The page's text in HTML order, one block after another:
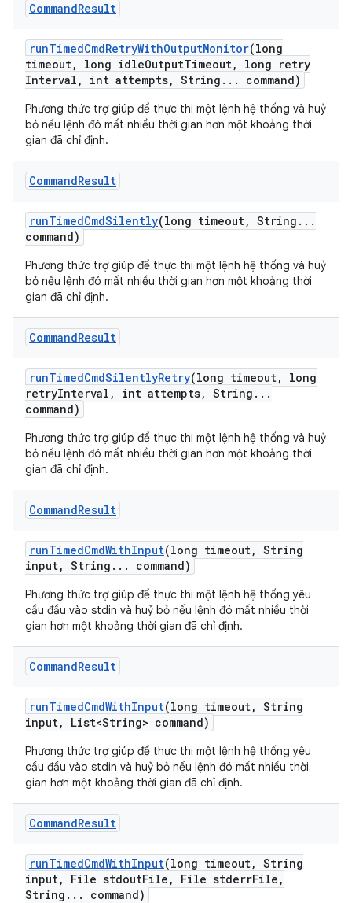
CommandResult
runTimedCmdRetryWithOutputMonitor(long
timeout, long idleOutputTimeout,
long retry
Interval , int attempts, String . . . command)
Phương thức trợ giúp để thực thi một lệnh hệ thống và huỷ
bỏ nếu lệnh đó mất nhiều thời gian hơn một khoảng thời
gian đã chỉ định.
CommandResult
runTimedCmdSilently(long timeout, String . . .
command)
Phương thức trợ giúp để thực thi một lệnh hệ thống và huỷ
bỏ nếu lệnh đó mất nhiều thời gian hơn một khoảng thời
gian đã chỉ định.
CommandResult
runTimedCmdSilentlyRetry(long timeout,
long
retryInterval , int attempts, String . . .
command)
Phương thức trợ giúp để thực thi một lệnh hệ thống và huỷ
bỏ nếu lệnh đó mất nhiều thời gian hơn một khoảng thời
gian đã chỉ định.
CommandResult
runTimedCmdWithInput(long timeout, String
input, String . . . command)
Phương thức trợ giúp để thực thi một lệnh hệ thống yêu
cầu đầu vào stdin và huỷ bỏ nếu lệnh đó mất nhiều thời
gian hơn một khoảng thời gian đã chỉ định.
CommandResult
runTimedCmdWithInput(long timeout, String
input, List<String> command)
Phương thức trợ giúp để thực thi một lệnh hệ thống yêu
cầu đầu vào stdin và huỷ bỏ nếu lệnh đó mất nhiều thời
gian hơn một khoảng thời gian đã chỉ định.
CommandResult
runTimedCmdWithInput(long timeout, String
input, File stdoutFile , File stderrFile ,
String . . . command)